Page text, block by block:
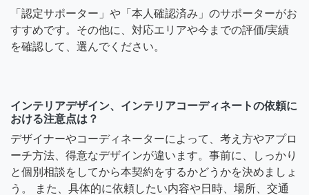
「認定サポーター」や「本人確認済み」のサポーターがお
すすめです。その他に、対応エリアや今までの評価/実績
を確認して、選んでください。
インテリアデザイン、インテリアコーディネートの依頼に
おける注意点は？
デザイナーやコーディネーターによって、考え方やアプロ
ーチ方法、得意なデザインが違います。事前に、しっかり
と個別相談をしてから本契約をするかどうかを決めましょ
う。 また、具体的に依頼したい内容や日時、場所、交通